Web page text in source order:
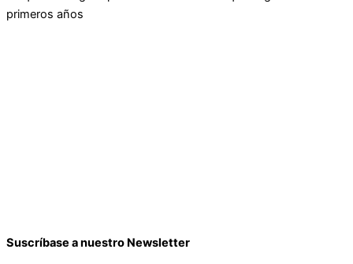
primeros años
Suscríbase a nuestro Newsletter